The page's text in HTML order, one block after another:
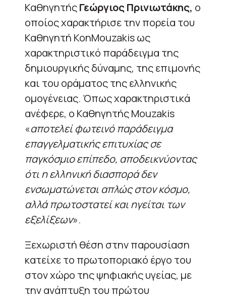
ΚαθηγητήςΓεώργιος Πρινιωτάκης, ο
οποίος χαρακτήρισε την πορεία του
Καθηγητή KonMouzakis ως
χαρακτηριστικό παράδειγμα της
δημιουργικής δύναμης, της επιμονής
και του οράματος της ελληνικής
ομογένειας. Όπως χαρακτηριστικά
ανέφερε, ο Καθηγητής Mouzakis
«αποτελεί φωτεινό παράδειγμα
επαγγελματικής επιτυχίας σε
παγκόσμιο επίπεδο, αποδεικνύοντας
ότι η ελληνική διασπορά δεν
ενσωματώνεται απλώς στον κόσμο,
αλλά πρωτοστατεί και ηγείται των
εξελίξεων».
Ξεχωριστή θέση στην παρουσίαση
κατείχε το πρωτοποριακό έργο του
στον χώρο της ψηφιακής υγείας, με
την ανάπτυξη του πρώτου